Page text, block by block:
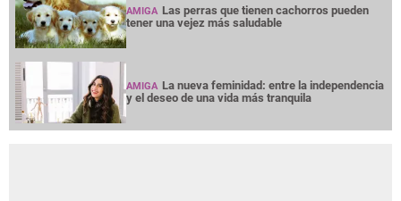
AMIGA Las perras que tienen cachorros pueden
tener una vejez más saludable
AMIGA La nueva feminidad: entre la independencia
y el deseo de una vida más tranquila